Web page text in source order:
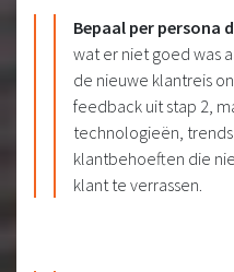
Bepaal per persona
wat er niet goed was
de nieuwe klantreis
feedback uit stap 2,
technologieën,
klantbehoeften die
klant te verrassen.